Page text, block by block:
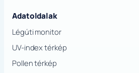
Adatoldalak
Légúti monitor
UV-index térkép
Pollen térkép